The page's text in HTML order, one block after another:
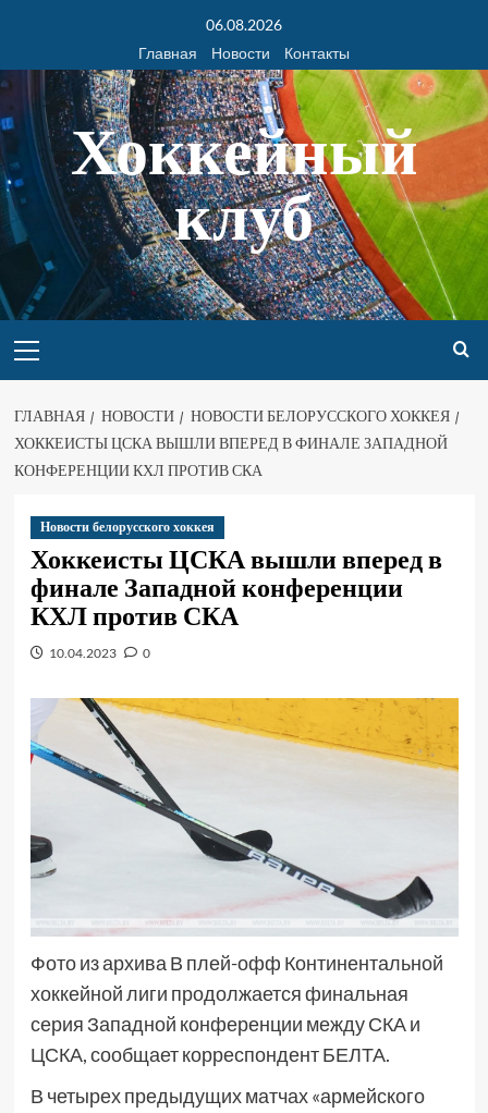
06.08.2026
Главная
Новости Контакты
Хоккейный
клуб
ГЛАВНАЯ НОВОСТИ
НОВОСТИ БЕЛОРУССКОГО ХОККЕЯ
ХОККЕИСТЫ ЦСКА ВЫШЛИ ВПЕРЕД В ФИНАЛЕ ЗАПАДНОЙ
КОНФЕРЕНЦИИ КХЛ ПРОТИВ СКА
Новости белорусского хоккея
Хоккеисты ЦСКА вышли вперед в
финале Западной конференции
КХЛ против СКА
10.04.2023 0
Фото из архива В плей-офф Континентальной
хоккейной лиги продолжается финальная
серия Западной конференции между СКА и
ЦСКА, сообщает корреспондент БЕЛТА.
В четырех предыдущих матчах «армейского